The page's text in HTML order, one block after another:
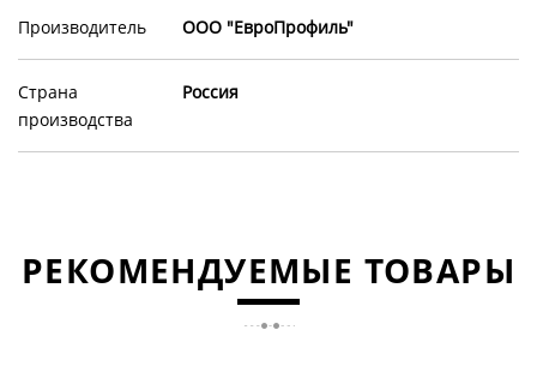
Производитель ООО "ЕвроПрофиль"
Страна
производства
Россия
РЕКОМЕНДУЕМЫЕ ТОВАРЫ